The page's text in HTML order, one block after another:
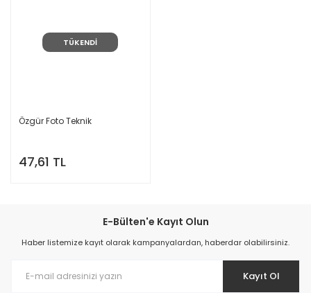
TÜKENDİ
Özgür Foto Teknik
47,61 TL
E-Bülten'e Kayıt Olun
Haber listemize kayıt olarak kampanyalardan, haberdar olabilirsiniz.
Kayıt Ol